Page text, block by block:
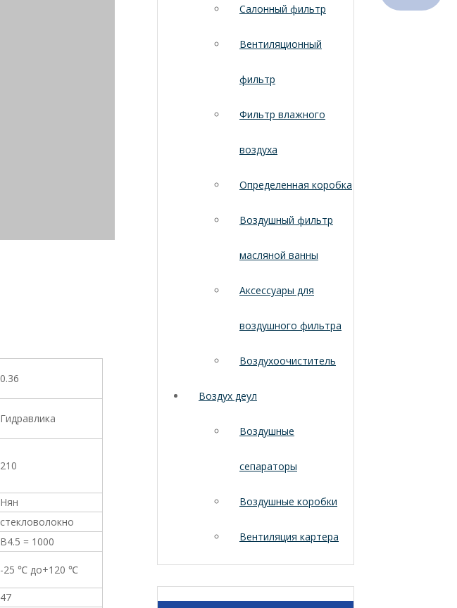
0.36
Гидравлика
210
Нян
стекловолокно
B4.5 = 1000
-25 ℃ до+120 ℃
47
Салонный фильтр
Вентиляционный
фильтр
Фильтр влажного
воздуха
Определенная коробка
Воздушный фильтр
масляной ванны
Аксессуары для
воздушного фильтра
Воздухоочиститель
Воздух деул
Воздушные
сепараторы
Воздушные коробки
Вентиляция картера